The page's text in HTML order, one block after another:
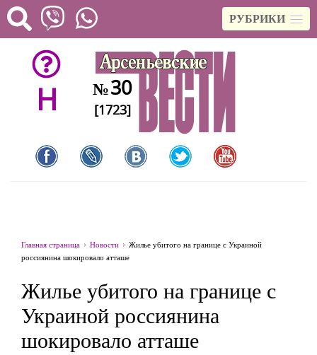
РУБРИКИ
H №30
[1723]
Главная страница Новости
Жилье убитого на границе с Украиной
россиянина шокировало атташе
Жилье убитого на границе с
Украиной россиянина
шокировало атташе